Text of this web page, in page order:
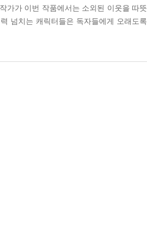
가가 이번 작품에서는 소외된 이웃을 따뜻
넘치는 캐릭터들은 독자들에게 오래도록